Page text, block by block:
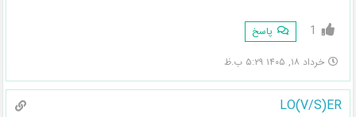
1 پاسخ
خرداد ۱۸, ۱۴۰۵ ۵:۲۹ ب.ظ
LO(V/S)ER